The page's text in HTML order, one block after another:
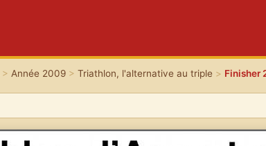
> Année 2009 >Triathlon, l'alternative au triple > Finisher